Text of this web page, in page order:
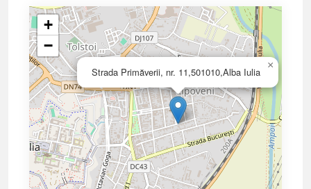
Strada Primăverii, nr. 11,501010,Alba Iulia
×
+
−